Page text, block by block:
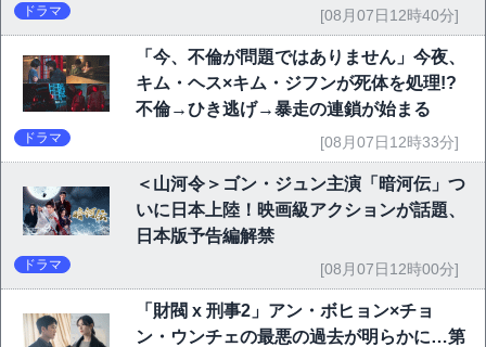
ドラマ [08月07日12時40分]
「今、不倫が問題ではありません」今夜、
キム・ヘス×キム・ジフンが死体を処理!?
不倫→ひき逃げ→暴走の連鎖が始まる
ドラマ [08月07日12時33分]
＜山河令＞ゴン・ジュン主演「暗河伝」つ
いに日本上陸！映画級アクションが話題、
日本版予告編解禁
ドラマ [08月07日12時00分]
「財閥 x 刑事2」アン・ボヒョン×チョ
ン・ウンチェの最悪の過去が明らかに…第